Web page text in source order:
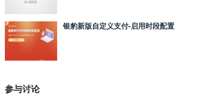
银豹新版自定义支付‑启用时段配置
参与讨论